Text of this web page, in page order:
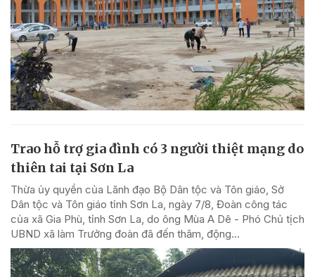
Trao hỗ trợ gia đình có 3 người thiệt mạng do
thiên tai tại Sơn La
Thừa ủy quyền của Lãnh đạo Bộ Dân tộc và Tôn giáo, Sở
Dân tộc và Tôn giáo tỉnh Sơn La, ngày 7/8, Đoàn công tác
của xã Gia Phù, tỉnh Sơn La, do ông Mùa A Dê - Phó Chủ tịch
UBND xã làm Trưởng đoàn đã đến thăm, động...